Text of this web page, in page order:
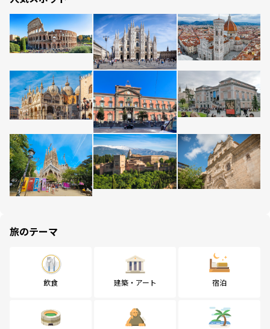
旅のテーマ
飲食 建築・アート 宿泊